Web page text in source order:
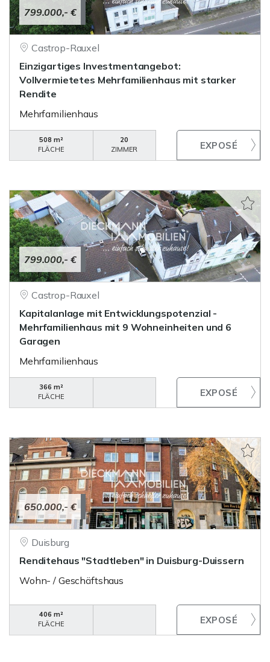
799.000,- €
Castrop-Rauxel
Einzigartiges Investmentangebot:
Vollvermietetes Mehrfamilienhaus mit starker
Rendite
Mehrfamilienhaus
508 m²
FLÄCHE
20
ZIMMER
799.000,- €
Castrop-Rauxel
Kapitalanlage mit Entwicklungspotenzial -
Mehrfamilienhaus mit 9 Wohneinheiten und 6
Garagen
Mehrfamilienhaus
366 m²
FLÄCHE
650.000,- €
Duisburg
Renditehaus "Stadtleben" in Duisburg-Duissern
Wohn- / Geschäftshaus
406 m²
FLÄCHE